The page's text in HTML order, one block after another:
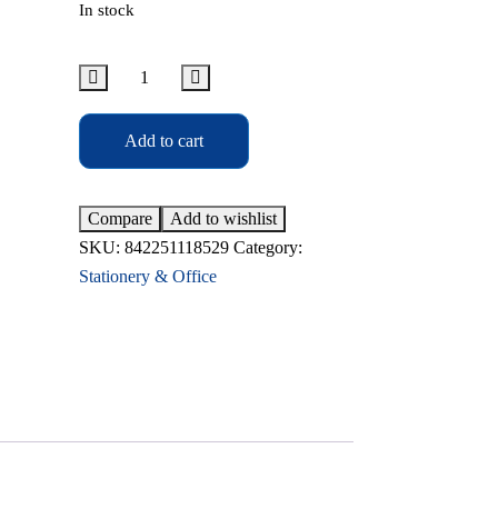
In stock
Add to cart
Compare
Add to wishlist
SKU:842251118529 Category:
Stationery & Office